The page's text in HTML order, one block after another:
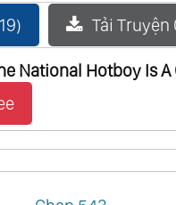
Tải Truyện
National Hotboy Is A